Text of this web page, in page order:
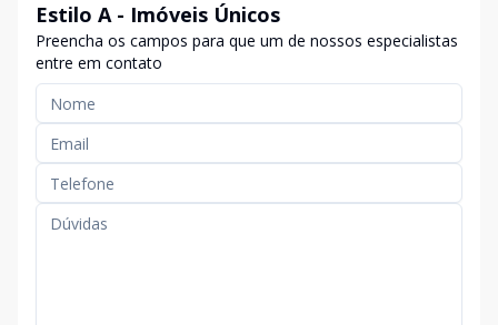
Estilo A - Imóveis Únicos
Preencha os campos para que um de nossos especialistas
entre em contato